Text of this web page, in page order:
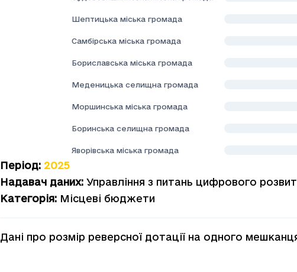
Шептицька міська громада
Самбірська міська громада
Бориславська міська громада
Меденицька селищна громада
Моршинська міська громада
Боринська селищна громада
Яворівська міська громада
Період: 2025
Надавач даних: Управління з питань цифрового
Категорія: Місцеві бюджети
Дані про розмір реверсної дотації на одного